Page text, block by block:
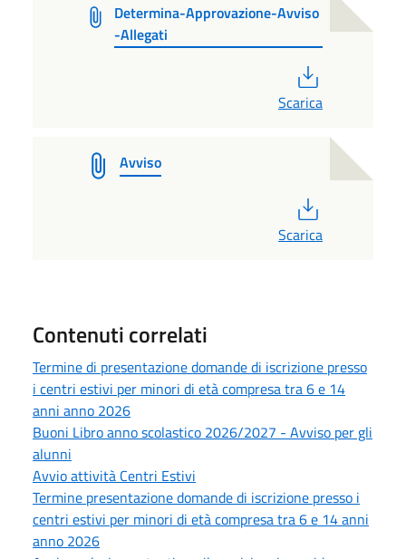
Determina-Approvazione-Avviso
-Allegati
Scarica
Avviso
Scarica
Contenuti correlati
Termine di presentazione domande di iscrizione presso
i centri estivi per minori di età compresa tra 6 e 14
anni anno 2026
Buoni Libro anno scolastico 2026/2027 - Avviso per gli
alunni
Avvio attività Centri Estivi
Termine presentazione domande di iscrizione presso i
centri estivi per minori di età compresa tra 6 e 14 anni
anno 2026